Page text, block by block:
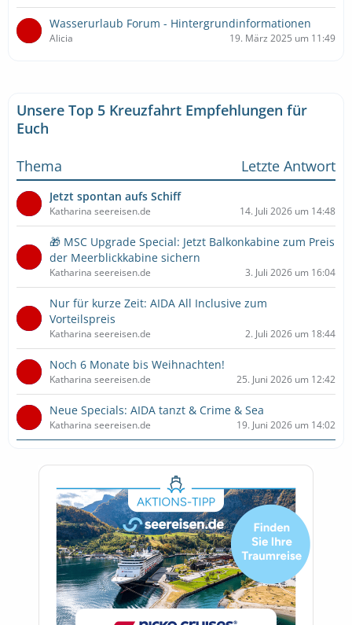
Wasserurlaub Forum - Hintergrundinformationen
Alicia 19. März 2025 um 11:49
Unsere Top 5 Kreuzfahrt Empfehlungen für
Euch
Thema
Letzte Antwort
Jetzt spontan aufs Schiff
Katharina seereisen.de 14. Juli 2026 um 14:48
🎁 MSC Upgrade Special: Jetzt Balkonkabine zum Preis
der Meerblickkabine sichern
Katharina seereisen.de 3. Juli 2026 um 16:04
Nur für kurze Zeit: AIDA All Inclusive zum
Vorteilspreis
Katharina seereisen.de 2. Juli 2026 um 18:44
Noch 6 Monate bis Weihnachten!
Katharina seereisen.de 25. Juni 2026 um 12:42
Neue Specials: AIDA tanzt & Crime & Sea
Katharina seereisen.de 19. Juni 2026 um 14:02